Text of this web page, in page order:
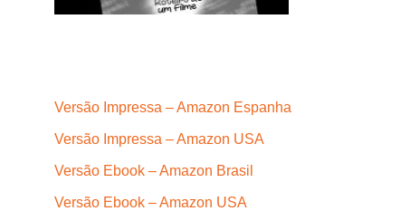
Versão Impressa – Amazon Espanha
Versão Impressa – Amazon USA
Versão Ebook – Amazon Brasil
Versão Ebook – Amazon USA